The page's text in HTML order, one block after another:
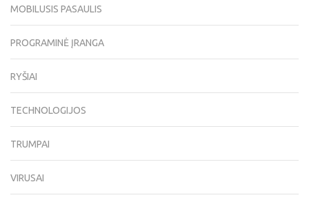
MOBILUSIS PASAULIS
PROGRAMINĖ ĮRANGA
RYŠIAI
TECHNOLOGIJOS
TRUMPAI
VIRUSAI